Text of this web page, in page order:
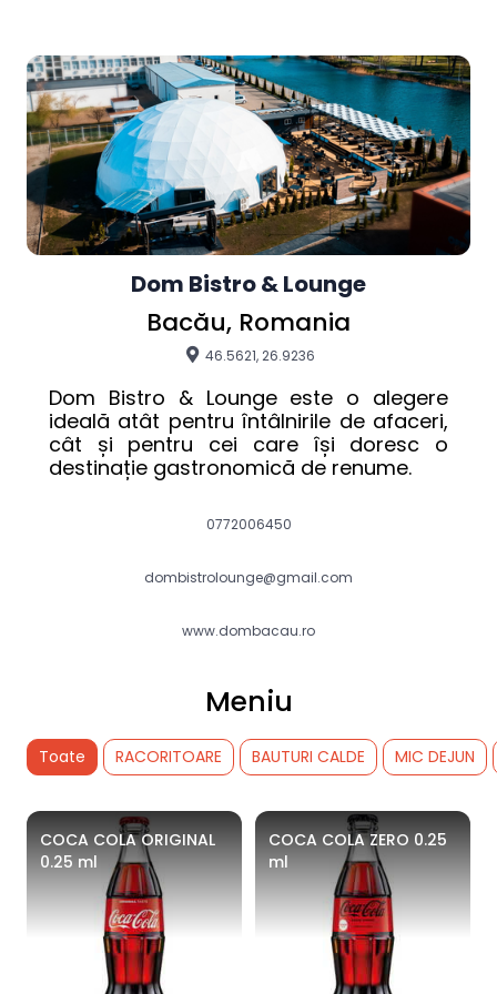
Dom Bistro & Lounge
Bacău, Romania
46.5621, 26.9236
Dom Bistro & Lounge este o alegere
ideală atât pentru întâlnirile de afaceri,
cât și pentru cei care își doresc o
destinație gastronomică de renume.
0772006450
dombistrolounge@gmail.com
www.dombacau.ro
Meniu
Toate RACORITOARE BAUTURI CALDE MIC DEJUN
COCA COLA ORIGINAL
0.25 ml
COCA COLA ZERO 0.25
ml